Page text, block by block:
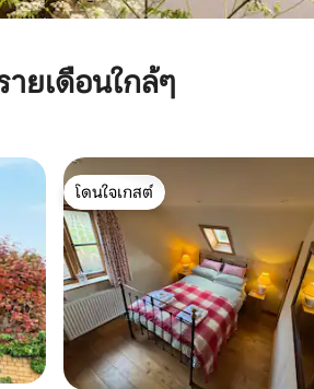
ยเดือนใกล้ๆ
โดนใจเกสต์
โดนใจเกสต์